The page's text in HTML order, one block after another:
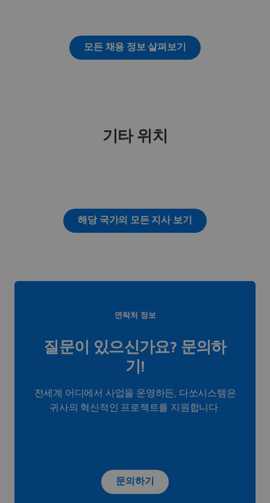
모든 채용 정보 살펴보기
기타 위치
해당 국가의 모든 지사 보기
연락처 정보
질문이 있으신가요? 문의하
기!
전세계 어디에서 사업을 운영하든, 다쏘시스템은
귀사의 혁신적인 프로젝트를 지원합니다.
문의하기